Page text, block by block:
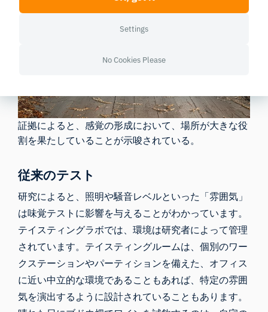
証拠によると、感覚の形成において、場所が大きな役
割を果たしていることが示唆されている。
従来のテスト
研究によると、 照明や騒音レベルといった「雰囲気」
は味覚テストに影響を与えることがわかっています。
テイスティングラボでは、環境は研究者によって管理
されています。テイスティングルームは、個別のワー
クステーションやパーティションを備えた、オフィス
に近い中立的な環境であることもあれば、特定の雰囲
気を演出するように設計されていることもあります。
Settings
No Cookies Please